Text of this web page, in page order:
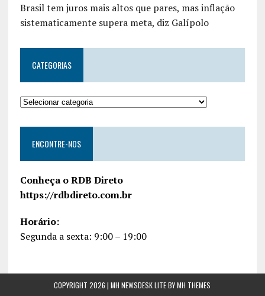
Brasil tem juros mais altos que pares, mas inflação
sistematicamente supera meta, diz Galípolo
CATEGORIAS
ENCONTRE-NOS
Conheça o RDB Direto
https://rdbdireto.com.br
Horário:
Segunda a sexta: 9:00 – 19:00
COPYRIGHT 2026 | MH NEWSDESK LITE BYMH THEMES